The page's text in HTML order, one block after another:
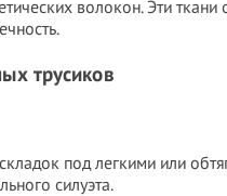
волокон. Эти
трусиков
под легкими или
силуэта.